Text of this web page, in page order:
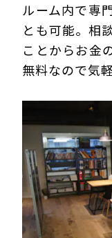
ルーム内で専
とも可能。相
ことからお金
無料なので気